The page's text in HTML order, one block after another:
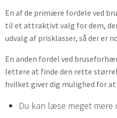
En af de primære fordele ved
til et attraktivt valg for dem,
udvalg af prisklasser, så der er
En anden fordel ved
lettere at finde den rette
hvilket giver dig mulighed for
Du kan læse meget mere